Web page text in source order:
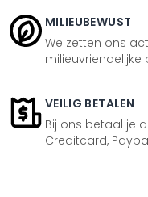
MILIEUBEWUST
We zetten ons
VEILIG BETALEN
Bij ons betaal je
Creditcard,